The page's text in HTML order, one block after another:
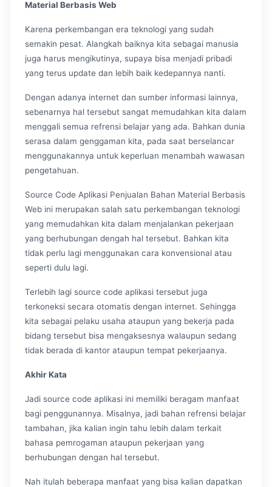
Material Berbasis Web
Karena perkembangan era teknologi yang sudah
semakin pesat. Alangkah baiknya kita sebagai manusia
juga harus mengikutinya, supaya bisa menjadi pribadi
yang terus update dan lebih baik kedepannya nanti.
Dengan adanya internet dan sumber informasi lainnya,
sebenarnya hal tersebut sangat memudahkan kita dalam
menggali semua refrensi belajar yang ada. Bahkan dunia
serasa dalam genggaman kita, pada saat berselancar
menggunakannya untuk keperluan menambah wawasan
pengetahuan.
Source Code Aplikasi Penjualan Bahan Material Berbasis
Web ini merupakan salah satu perkembangan teknologi
yang memudahkan kita dalam menjalankan pekerjaan
yang berhubungan dengah hal tersebut. Bahkan kita
tidak perlu lagi menggunakan cara konvensional atau
seperti dulu lagi.
Terlebih lagi source code aplikasi tersebut juga
terkoneksi secara otomatis dengan internet. Sehingga
kita sebagai pelaku usaha ataupun yang bekerja pada
bidang tersebut bisa mengaksesnya walaupun sedang
tidak berada di kantor ataupun tempat pekerjaanya.
Akhir Kata
Jadi source code aplikasi ini memiliki beragam manfaat
bagi penggunannya. Misalnya, jadi bahan refrensi belajar
tambahan, jika kalian ingin tahu lebih dalam terkait
bahasa pemrogaman ataupun pekerjaan yang
berhubungan dengan hal tersebut.
Nah itulah beberapa manfaat yang bisa kalian dapatkan